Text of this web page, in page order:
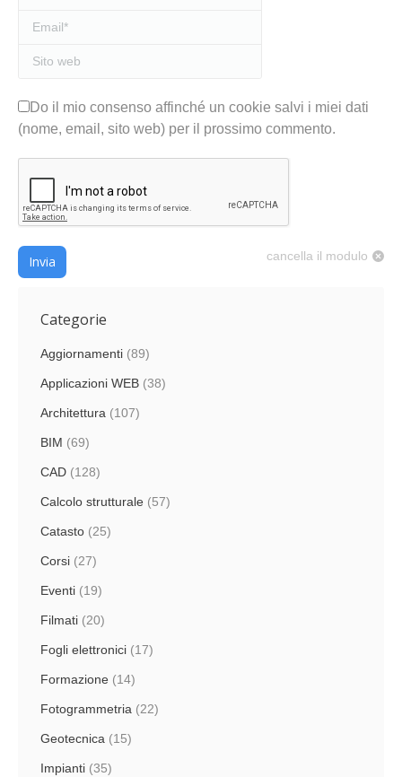
Email *
Sito web
Do il mio consenso affinché un cookie salvi i miei dati
(nome, email, sito web) per il prossimo commento.
cancella il modulo
Invia
Categorie
Aggiornamenti (89)
Applicazioni WEB (38)
Architettura (107)
BIM (69)
CAD (128)
Calcolo strutturale (57)
Catasto (25)
Corsi (27)
Eventi (19)
Filmati (20)
Fogli elettronici (17)
Formazione (14)
Fotogrammetria (22)
Geotecnica (15)
Impianti (35)